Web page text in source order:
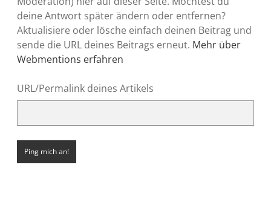
deine Antwort später ändern oder entfernen?
Aktualisiere oder lösche einfach deinen Beitrag und
sende die URL deines Beitrags erneut. Mehr über
Webmentions erfahren
URL/Permalink deines Artikels